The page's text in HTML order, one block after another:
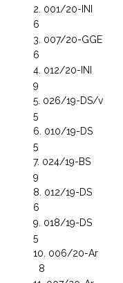
6
007/
6
9
026/
5
5
9
6
5
8